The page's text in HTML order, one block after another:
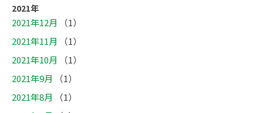
2021年
2021年12月
（1）
2021年11月
（1）
2021年10月
（1）
2021年9月
（1）
2021年8月
（1）